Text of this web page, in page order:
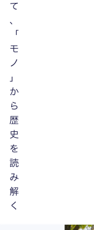
て
、
「
モ
ノ
」
か
ら
歴
史
を
読
み
解
く